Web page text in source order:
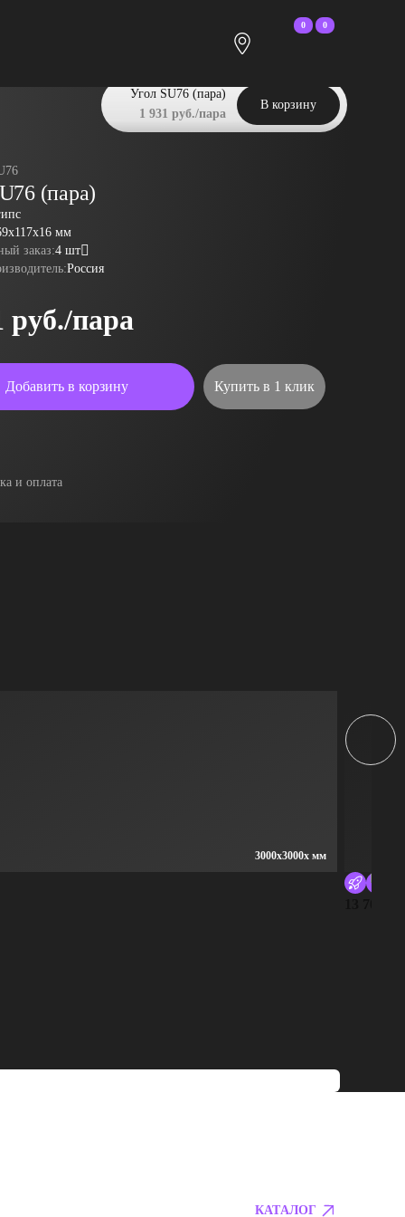
0 0
(пара)
мм
заказ:4 шт
Россия
руб./пара
Добавить в корзину Купить в 1 клик
Угол SU76 (пара)
1 931 руб./пара
В корзину
и оплата
3000x3000x мм
КАТАЛОГ